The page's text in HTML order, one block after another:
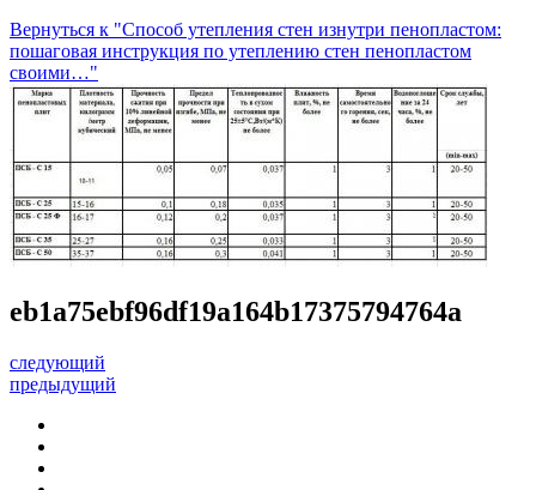
Вернуться к "Способ утепления стен изнутри пенопластом:
пошаговая инструкция по утеплению стен пенопластом
своими…"
eb1a75ebf96df19a164b17375794764a
следующий
предыдущий